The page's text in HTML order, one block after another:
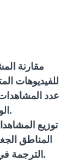
مقارنة
للفيديوهات
عدد
الوصول إلى جمهور أوسع.
توزيع
المناطق
الترجمة في جذب جمهور من لغات مختلفة.